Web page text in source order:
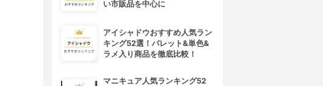
い市販品を中心に
アイシャドウおすすめ人気ラン
キング52選！パレット&単色&
ラメ入り商品を徹底比較！
マニキュア人気ランキング52